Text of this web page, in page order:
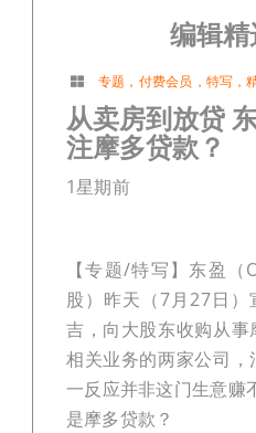
编辑
专题 ， 付费会员 ， 特写 ，
从卖房到放贷
注摩多贷款？
1星期前
【专题/特写】东盈
股）昨天（7月27日
吉，向大股东收购从
相关业务的两家公司
一反应并非这门生意赚
是摩多贷款？